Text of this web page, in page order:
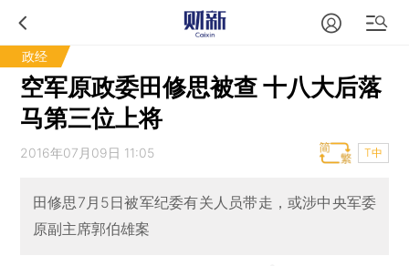
政经
空军原政委田修思被查 十八大后落
马第三位上将
2016年07月09日 11:05 T中
田修思7月5日被军纪委有关人员带走，或涉中央军委
原副主席郭伯雄案